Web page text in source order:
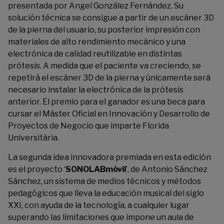
presentada por Angel González Fernández. Su
solución técnica se consigue a partir de un escáner 3D
de la pierna del usuario, su posterior impresión con
materiales de alto rendimiento mecánico y una
electrónica de calidad reutilizable en distintas
prótesis. A medida que el paciente va creciendo, se
repetirá el escáner 3D de la pierna y únicamente será
necesario instalar la electrónica de la prótesis
anterior. El premio para el ganador es una beca para
cursar el Máster Oficial en Innovación y Desarrollo de
Proyectos de Negocio que imparte Florida
Universitària.
La segunda idea innovadora premiada en esta edición
es el proyecto ‘SONOLABmóvil’, de Antonio Sánchez
Sánchez, un sistema de medios técnicos y métodos
pedagógicos que lleva la educación musical del siglo
XXI, con ayuda de la tecnología, a cualquier lugar
superando las limitaciones que impone un aula de